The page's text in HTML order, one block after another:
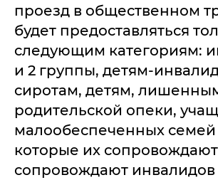
проезд в общественном
будет предоставляться
следующим категориям:
и 2 группы, детям-
сиротам, детям,
родительской опеки,
малообеспеченных
которые их
сопровождают инвалидов